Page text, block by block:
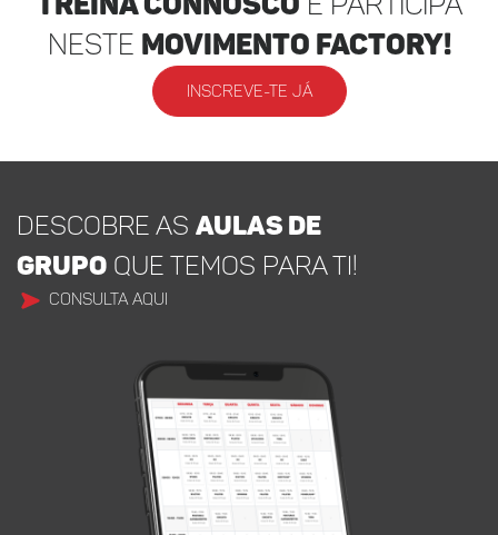
neste movimento factory!
INSCREVE-TE JÁ
DESCOBRE AS AULAS DE
GRUPO QUE TEMOS PARA TI!
CONSULTA AQUI